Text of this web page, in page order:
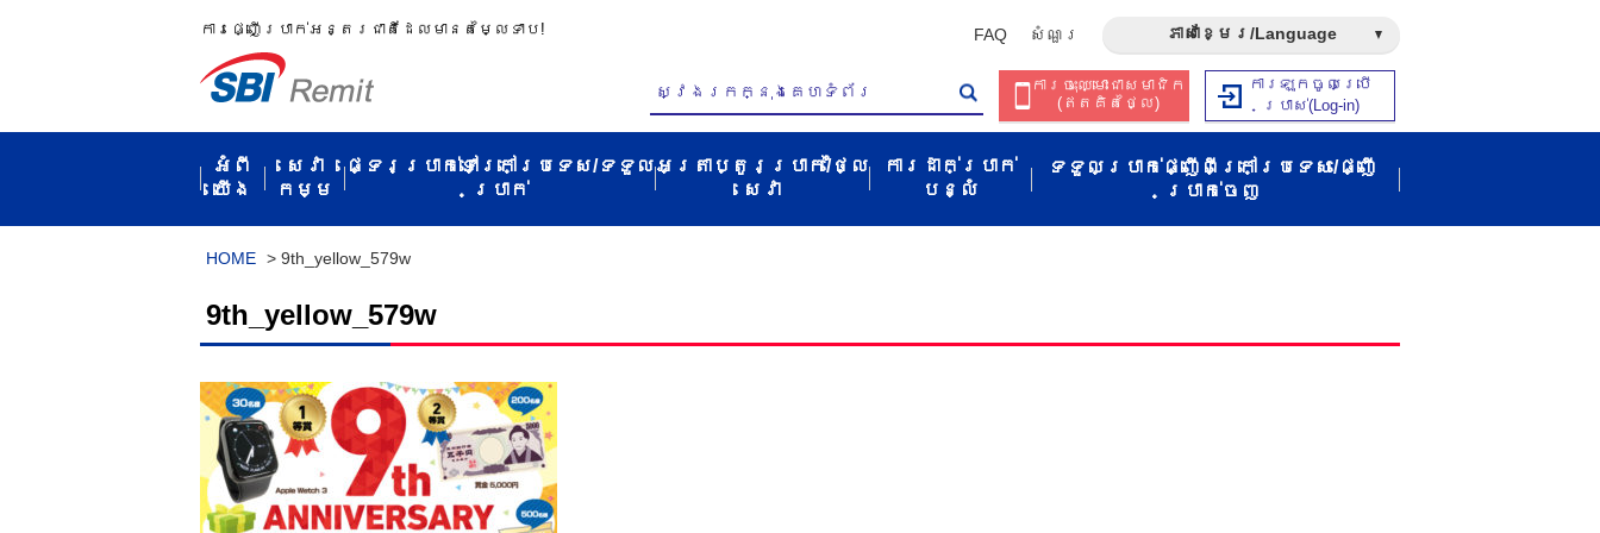
ការ​ផ្ញើប្រាក់​អន្តរជាតិ​ដែល​មាន​តម្លៃ​ទាប! FAQ សំណួរ​ ភាសាខ្មែរ/Language
ការចុះឈ្មោះជាសមាជិក​​
(ឥត​គិត​ថ្លៃ​)
ការឡុកចូលប្រើ
ប្រាស់​(Log-in)
អំពី​
យើង
សេវា
កម្ម​
ផ្ទេរប្រាក់ទៅក្រៅប្រទេស/ទទួល​
ប្រាក់​
អត្រាប្តូរប្រាក់/ថ្លៃ
សេវា​
ការដាក់ប្រាក់
បន្លំ
ទទួលប្រាក់ផ្ញើពីក្រៅប្រទេស/ផ្ញើ
ប្រាក់ចេញ
HOME > 9th_yellow_579w
9th_yellow_579w